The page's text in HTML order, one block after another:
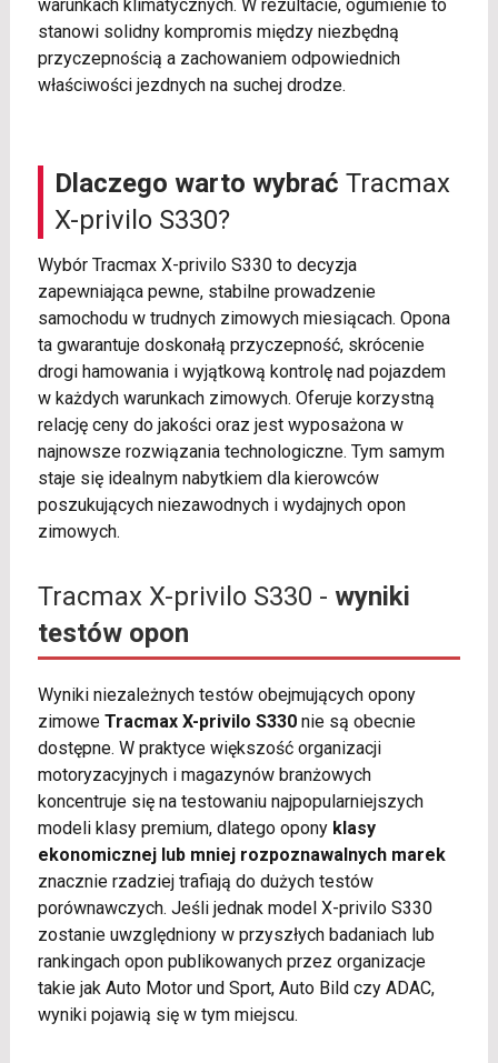
warunkach klimatycznych. W rezultacie, ogumienie to
stanowi solidny kompromis między niezbędną
przyczepnością a zachowaniem odpowiednich
właściwości jezdnych na suchej drodze.
Dlaczego warto wybrać Tracmax
X-privilo S330?
Wybór Tracmax X-privilo S330 to decyzja
zapewniająca pewne, stabilne prowadzenie
samochodu w trudnych zimowych miesiącach. Opona
ta gwarantuje doskonałą przyczepność, skrócenie
drogi hamowania i wyjątkową kontrolę nad pojazdem
w każdych warunkach zimowych. Oferuje korzystną
relację ceny do jakości oraz jest wyposażona w
najnowsze rozwiązania technologiczne. Tym samym
staje się idealnym nabytkiem dla kierowców
poszukujących niezawodnych i wydajnych opon
zimowych.
Tracmax X-privilo S330 - wyniki
testów opon
Wyniki niezależnych testów obejmujących opony
zimowe Tracmax X-privilo S330nie są obecnie
dostępne. W praktyce większość organizacji
motoryzacyjnych i magazynów branżowych
koncentruje się na testowaniu najpopularniejszych
modeli klasy premium, dlatego opony klasy
ekonomicznej lub mniej rozpoznawalnych marek
znacznie rzadziej trafiają do dużych testów
porównawczych. Jeśli jednak model X-privilo S330
zostanie uwzględniony w przyszłych badaniach lub
rankingach opon publikowanych przez organizacje
takie jak Auto Motor und Sport, Auto Bild czy ADAC,
wyniki pojawią się w tym miejscu.